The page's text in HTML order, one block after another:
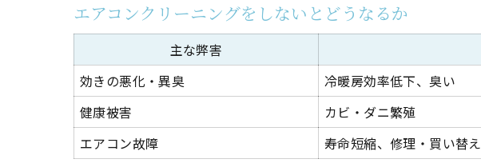
エアコンクリーニングをしないとどうなるか
主な弊害
効きの悪化・異臭
冷暖房効率低下、臭い
健康被害
カビ・ダニ繁殖
エアコン故障
寿命短縮、修理・買い替え